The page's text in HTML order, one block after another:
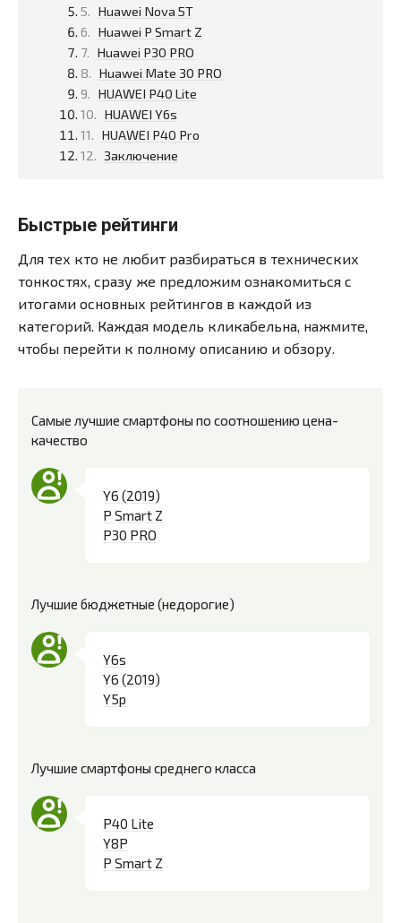
Huawei Nova 5T
Huawei P Smart Z
Huawei P30 PRO
Huawei Mate 30 PRO
HUAWEI P40 Lite
HUAWEI Y6s
HUAWEI P40 Pro
Заключение
Быстрые рейтинги
Для тех кто не любит разбираться в технических
тонкостях, сразу же предложим ознакомиться с
итогами основных рейтингов в каждой из
категорий. Каждая модель кликабельна, нажмите,
чтобы перейти к полному описанию и обзору.
Самые лучшие смартфоны по соотношению цена-
качество
Y6 (2019)
P Smart Z
P30 PRO
Лучшие бюджетные (недорогие)
Y6s
Y6 (2019)
Y5p
Лучшие смартфоны среднего класса
P40 Lite
Y8P
P Smart Z